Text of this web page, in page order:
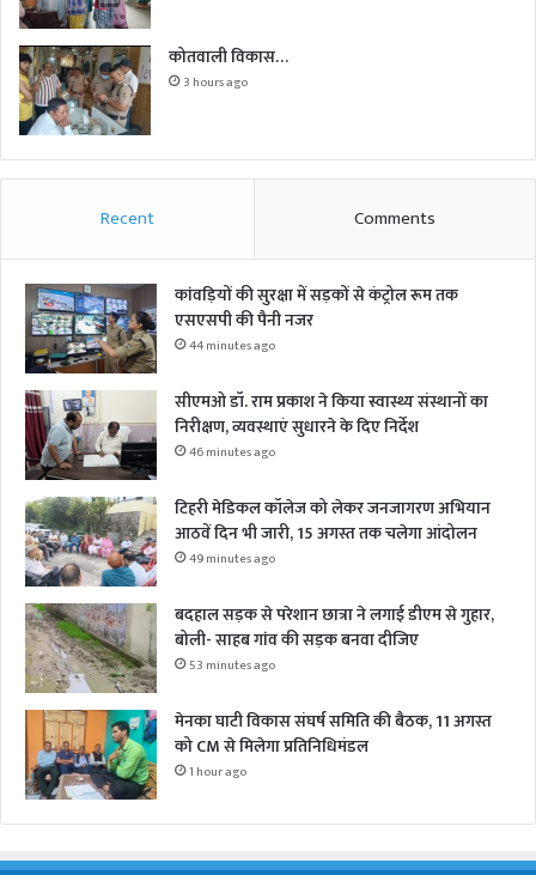
कोतवाली विकास…
3 hours ago
Recent Comments
कांवड़ियों की सुरक्षा में सड़कों से कंट्रोल रूम तक
एसएसपी की पैनी नजर
44 minutes ago
सीएमओ डॉ. राम प्रकाश ने किया स्वास्थ्य संस्थानों का
निरीक्षण, व्यवस्थाएं सुधारने के दिए निर्देश
46 minutes ago
टिहरी मेडिकल कॉलेज को लेकर जनजागरण अभियान
आठवें दिन भी जारी, 15 अगस्त तक चलेगा आंदोलन
49 minutes ago
बदहाल सड़क से परेशान छात्रा ने लगाई डीएम से गुहार,
बोली- साहब गांव की सड़क बनवा दीजिए
53 minutes ago
मेनका घाटी विकास संघर्ष समिति की बैठक, 11 अगस्त
को CM से मिलेगा प्रतिनिधिमंडल
1 hour ago